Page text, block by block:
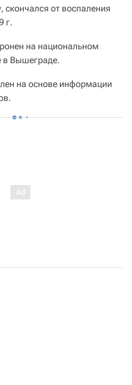
скончался от воспаления
г.
на национальном
в Вышеграде.
на основе информации